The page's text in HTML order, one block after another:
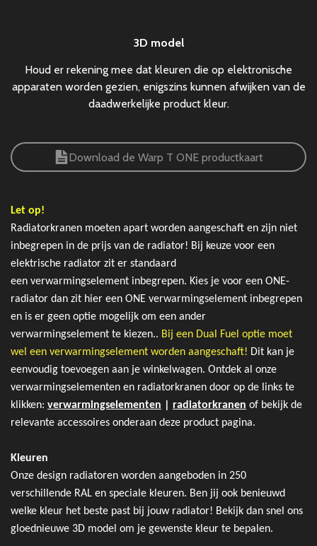
3D model
Houd er rekening mee dat kleuren die op elektronische
apparaten worden gezien, enigszins kunnen afwijken van de
daadwerkelijke product kleur.
Download de Warp T ONE productkaart
Let op!
Radiatorkranen moeten apart worden aangeschaft en zijn niet
inbegrepen in de prijs van de radiator! Bij keuze voor een
elektrische radiator zit er standaard
een verwarmingselement inbegrepen. Kies je voor een ONE-
radiator dan zit hier een ONE verwarmingselement inbegrepen
en is er geen optie mogelijk om een ander
verwarmingselement te kiezen.. Bij een Dual Fuel optie moet
wel een verwarmingselement worden aangeschaft! Dit kan je
eenvoudig toevoegen aan je winkelwagen. Ontdek al onze
verwarmingselementen en radiatorkranen door op de links te
klikken: verwarmingselementen radiatorkranen of bekijk de
relevante accessoires onderaan deze product pagina.
Kleuren
Onze design radiatoren worden aangeboden in 250
verschillende RAL en speciale kleuren. Ben jij ook benieuwd
welke kleur het beste past bij jouw radiator! Bekijk dan snel ons
gloednieuwe 3D model om je gewenste kleur te bepalen.